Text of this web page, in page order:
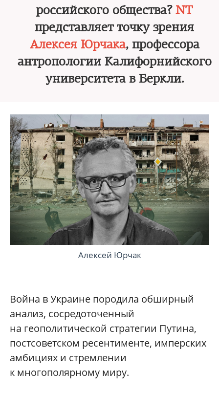
российского общества? NT
представляет точку зрения
Алексея Юрчака, профессора
антропологии Калифорнийского
университета в Беркли.
Алексей Юрчак
Война в Украине породила обширный
анализ, сосредоточенный
на геополитической стратегии Путина,
постсоветском ресентименте, имперских
амбициях и стремлении
к многополярному миру.